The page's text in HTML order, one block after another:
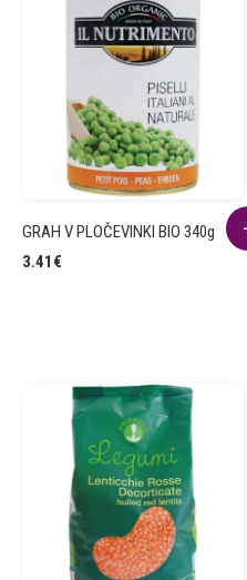
GRAH V PLOČEVINKI BIO 340g
3.41 €